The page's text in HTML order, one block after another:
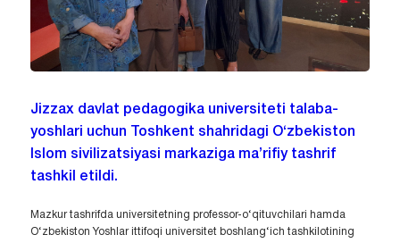
Jizzax davlat pedagogika universiteti talaba-
yoshlari uchun Toshkent shahridagi O‘zbekiston
Islom sivilizatsiyasi markaziga ma’rifiy tashrif
tashkil etildi.
Mazkur tashrifda universitetning professor-o‘qituvchilari hamda
O‘zbekiston Yoshlar ittifoqi universitet boshlang‘ich tashkilotining